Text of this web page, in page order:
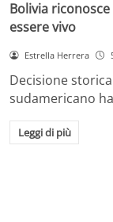
Bolivia
essere vivo
Estrella Herrera
Decisione
sudamericano
Leggi di più